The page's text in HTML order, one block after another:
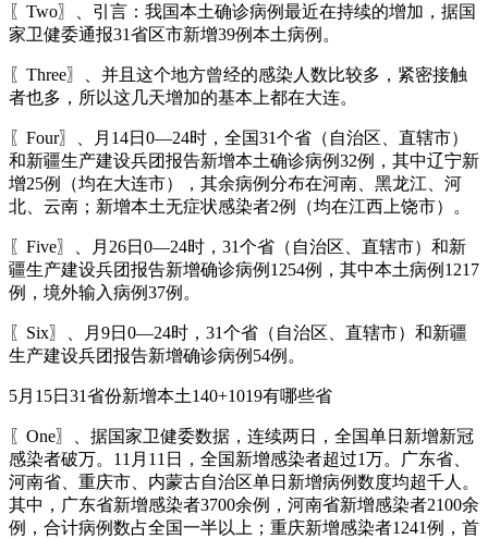
〖Two〗、引言：我国本土确诊病例最近在持续的增加，据国
家卫健委通报31省区市新增39例本土病例。
〖Three〗、并且这个地方曾经的感染人数比较多，紧密接触
者也多，所以这几天增加的基本上都在大连。
〖Four〗、月14日0—24时，全国31个省（自治区、直辖市）
和新疆生产建设兵团报告新增本土确诊病例32例，其中辽宁新
增25例（均在大连市），其余病例分布在河南、黑龙江、河
北、云南；新增本土无症状感染者2例（均在江西上饶市）。
〖Five〗、月26日0—24时，31个省（自治区、直辖市）和新
疆生产建设兵团报告新增确诊病例1254例，其中本土病例1217
例，境外输入病例37例。
〖Six〗、月9日0—24时，31个省（自治区、直辖市）和新疆
生产建设兵团报告新增确诊病例54例。
5月15日31省份新增本土140+1019有哪些省
〖One〗、据国家卫健委数据，连续两日，全国单日新增新冠
感染者破万。11月11日，全国新增感染者超过1万。广东省、
河南省、重庆市、内蒙古自治区单日新增病例数度均超千人。
其中，广东省新增感染者3700余例，河南省新增感染者2100余
例，合计病例数占全国一半以上；重庆新增感染者1241例，首